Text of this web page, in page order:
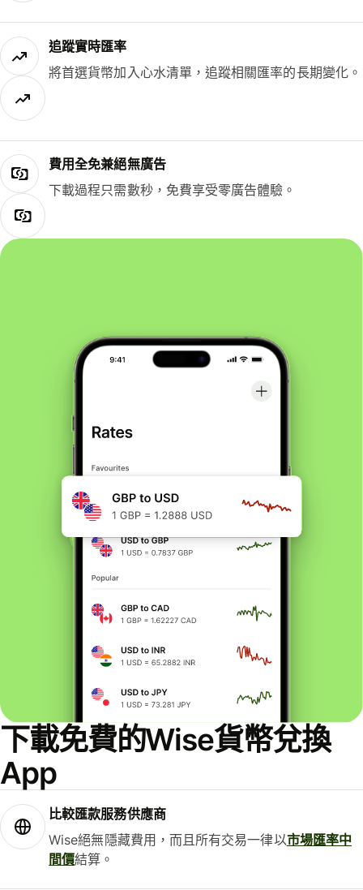
追蹤實時匯率
將首選貨幣加入心水清單，追蹤相關匯率的長期變化。
費用全免兼絕無廣告
下載過程只需數秒，免費享受零廣告體驗。
下載免費的Wise貨幣兌換
App
比較匯款服務供應商
Wise絕無隱藏費用，而且所有交易一律以市場匯率中
間價結算。